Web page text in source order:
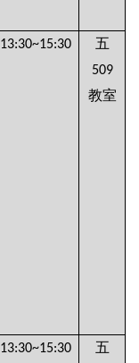
13:30~15:30 五
509
教室
13:30~15:30 五